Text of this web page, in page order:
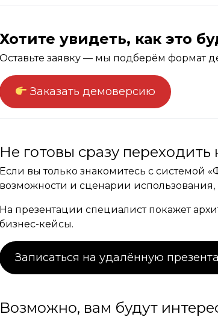
Хотите увидеть, как это
Оставьте заявку — мы подберём формат
Заказать демоверсию
Не готовы сразу переходить
Если вы только знакомитесь с системой
возможности и сценарии
На презентации специалист покажет
бизнес-кейсы.
Записаться на удалённую
Возможно, вам будут